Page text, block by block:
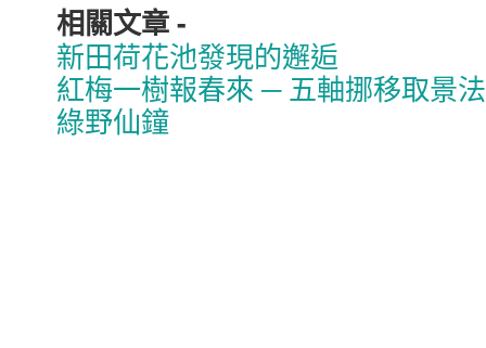
相關文章 -
新田荷花池發現的邂逅
紅梅一樹報春來 ─ 五軸挪移取景法
綠野仙鐘